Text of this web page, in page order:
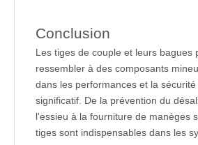
Conclusion
Les tiges de couple et leurs bagues
ressembler à des composants
dans les performances et la
significatif. De la prévention du
l'essieu à la fourniture de manèges
tiges sont indispensables dans les